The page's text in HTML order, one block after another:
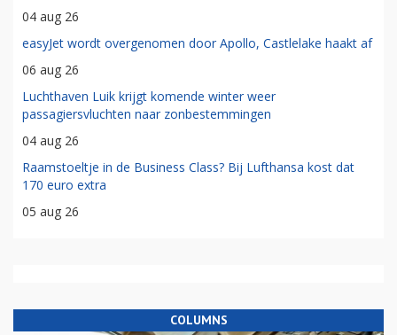
04 aug 26
easyJet wordt overgenomen door Apollo, Castlelake haakt af
06 aug 26
Luchthaven Luik krijgt komende winter weer
passagiersvluchten naar zonbestemmingen
04 aug 26
Raamstoeltje in de Business Class? Bij Lufthansa kost dat
170 euro extra
05 aug 26
COLUMNS